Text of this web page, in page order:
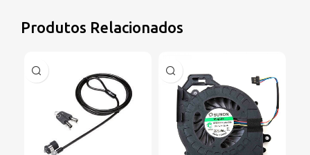
Produtos Relacionados